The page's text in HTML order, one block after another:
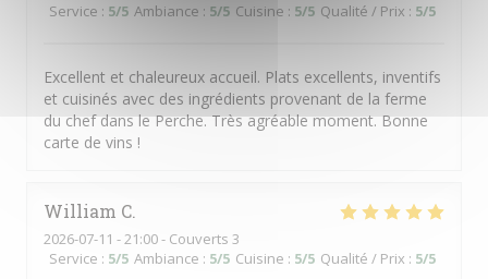
Service : 5/5 Ambiance : 5/5 Cuisine : 5/5 Qualité / Prix : 5/5
Excellent et chaleureux accueil. Plats excellents, inventifs
et cuisinés avec des ingrédients provenant de la ferme
du chef dans le Perche. Très agréable moment. Bonne
carte de vins !
William C
2026-07-11 - 21:00 - Couverts 3
Service : 5/5 Ambiance : 5/5 Cuisine : 5/5 Qualité / Prix : 5/5